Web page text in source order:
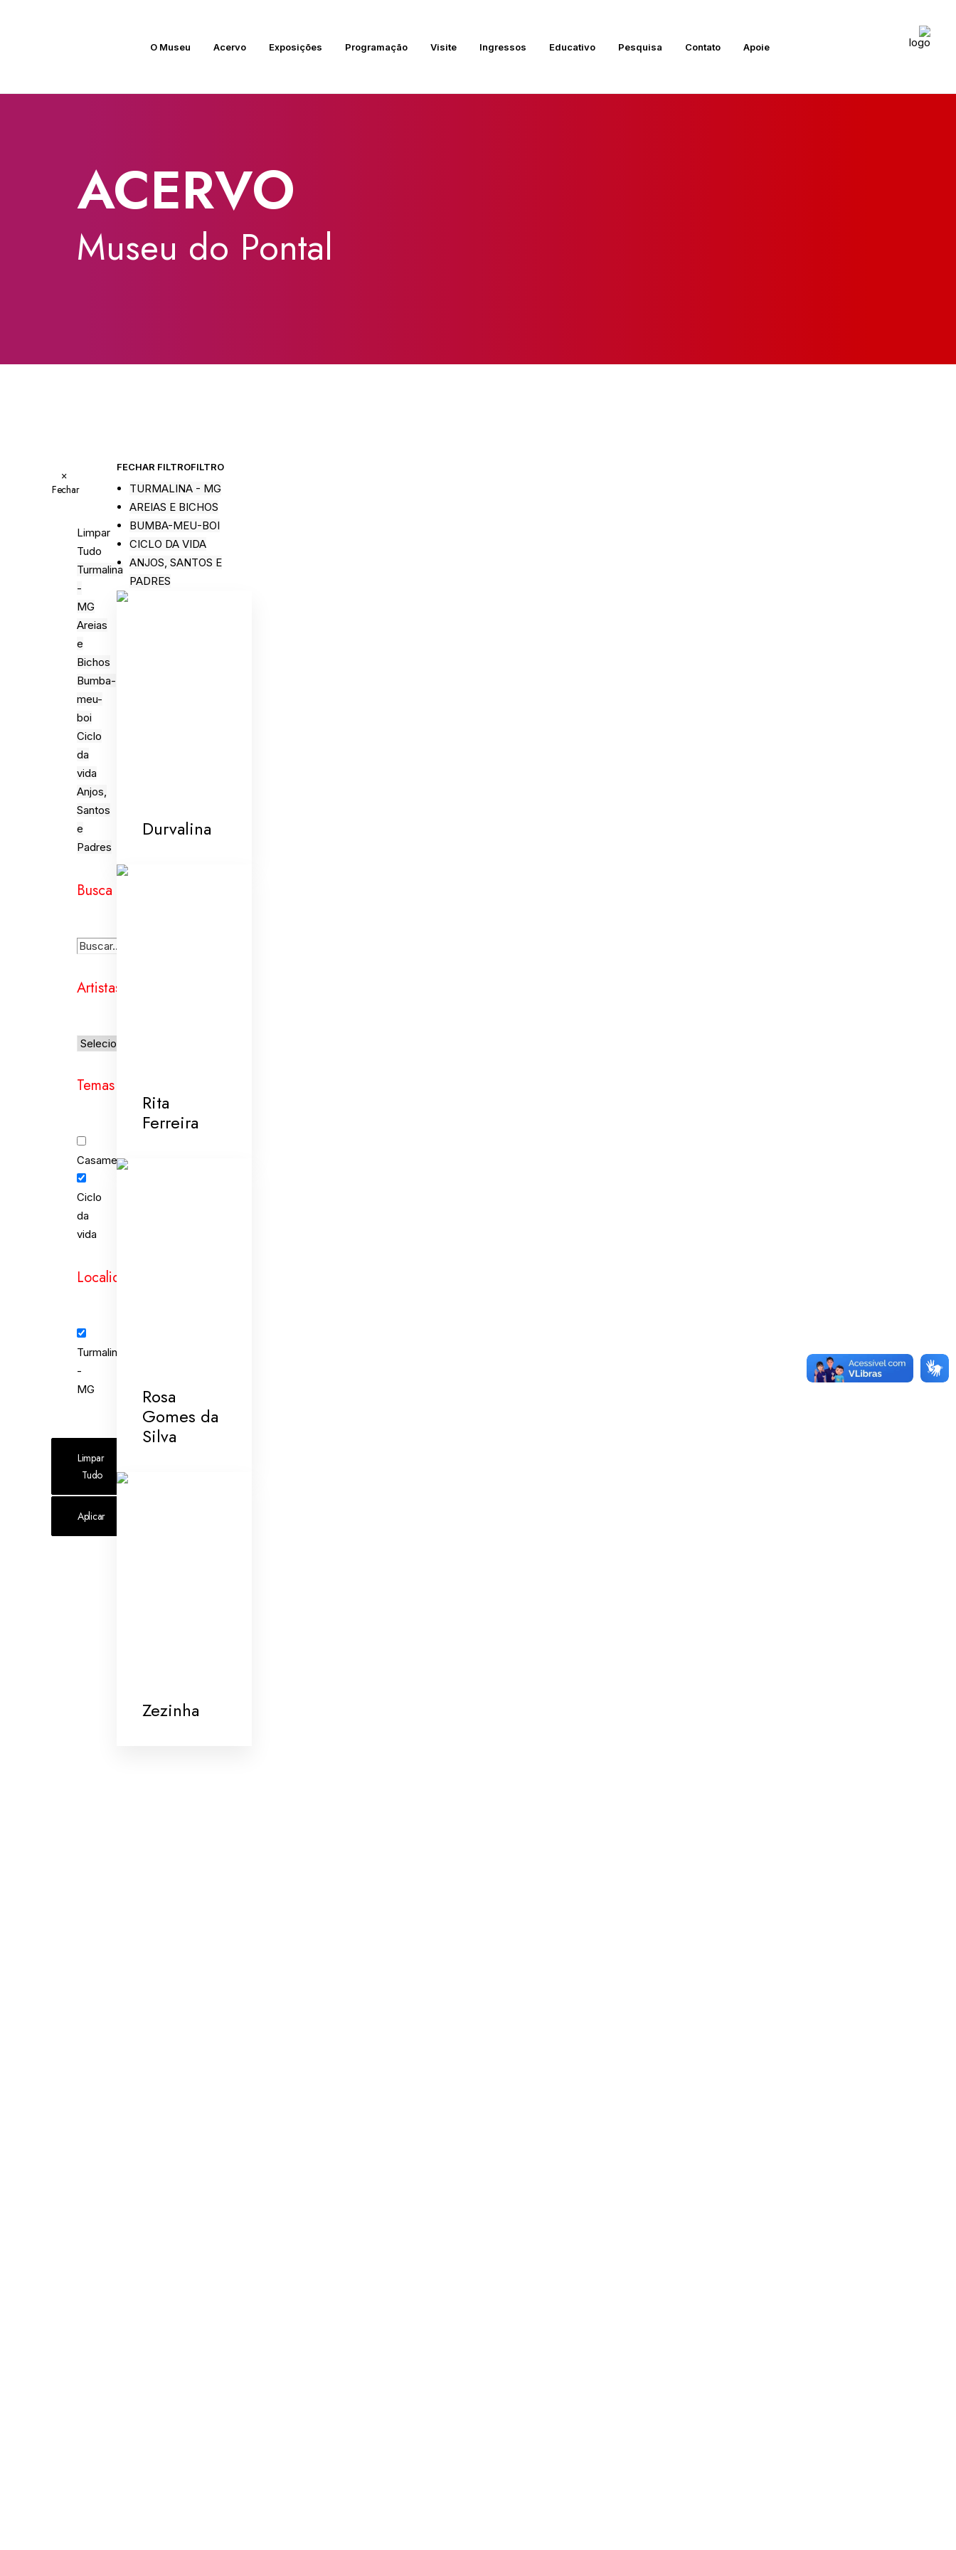
O Museu Acervo Exposições Programação Visite Ingressos Educativo Pesquisa Contato Apoie
ACERVO
Museu do Pontal
×
Fechar
Limpar
Tudo
Turmalina
-
MG
Areias
e
Bichos
Bumba-
meu-
boi
Ciclo
da
vida
Anjos,
Santos
e
Padres
Busca
Artistas
Temas
Casamento
Ciclo
da
vida
Localidades
Turmalina
-
MG
Limpar
Tudo
Aplicar
FECHAR FILTROFILTRO
TURMALINA - MG
AREIAS E BICHOS
BUMBA-MEU-BOI
CICLO DA VIDA
ANJOS, SANTOS E
PADRES
Durvalina
Rita
Ferreira
Rosa
Gomes da
Silva
Zezinha